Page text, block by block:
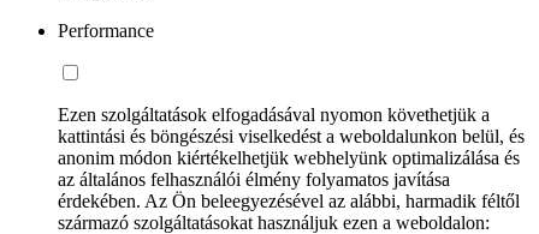
Performance
Ezen szolgáltatások elfogadásával nyomon követhetjük a
kattintási és böngészési viselkedést a weboldalunkon belül, és
anonim módon kiértékelhetjük webhelyünk optimalizálása és
az általános felhasználói élmény folyamatos javítása
érdekében. Az Ön beleegyezésével az alábbi, harmadik féltől
származó szolgáltatásokat használjuk ezen a weboldalon: